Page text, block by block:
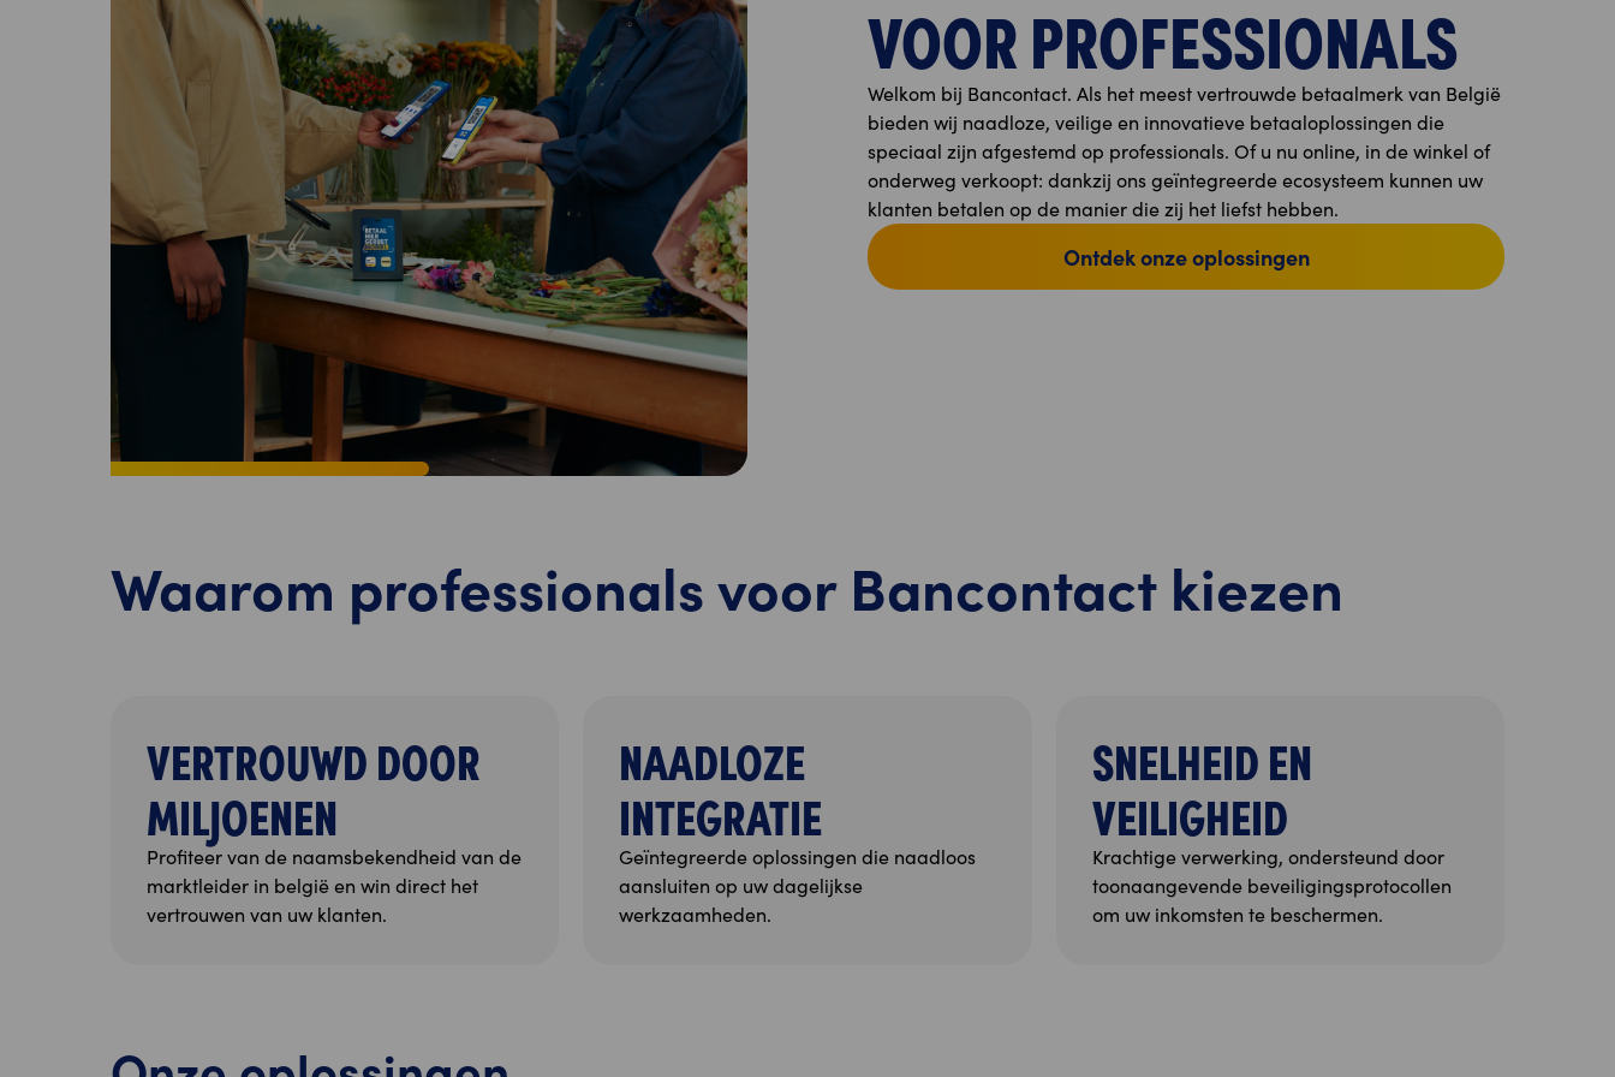
VOOR PROFESSIONALS
Welkom bij Bancontact. Als het meest vertrouwde betaalmerk van België
bieden wij naadloze, veilige en innovatieve betaaloplossingen die
speciaal zijn afgestemd op professionals. Of u nu online, in de winkel of
onderweg verkoopt: dankzij ons geïntegreerde ecosysteem kunnen uw
klanten betalen op de manier die zij het liefst hebben.
Ontdek onze oplossingen
Waarom professionals voor Bancontact kiezen
VERTROUWD DOOR
MILJOENEN
Profiteer van de naamsbekendheid van de
marktleider in belgië en win direct het
vertrouwen van uw klanten.
NAADLOZE
INTEGRATIE
Geïntegreerde oplossingen die naadloos
aansluiten op uw dagelijkse
werkzaamheden.
SNELHEID EN
VEILIGHEID
Krachtige verwerking, ondersteund door
toonaangevende beveiligingsprotocollen
om uw inkomsten te beschermen.